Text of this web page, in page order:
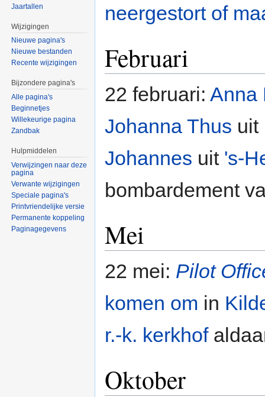
neergestort of
Februari
22 februari: Anna
Johanna Thus uit
Johannes uit 's-
bombardement
Mei
22 mei: Pilot
komen om in
r.-k. kerkhof
Oktober
Jaartallen
Wijzigingen
Nieuwe pagina's
Nieuwe bestanden
Recente wijzigingen
Bijzondere pagina's
Alle pagina's
Beginnetjes
Willekeurige pagina
Zandbak
Hulpmiddelen
Verwijzingen naar deze
pagina
Verwante wijzigingen
Speciale pagina's
Printvriendelijke versie
Permanente koppeling
Paginagegevens